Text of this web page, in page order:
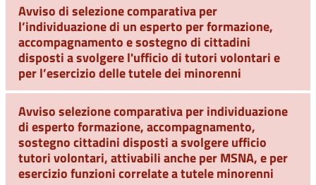
Avviso di selezione comparativa per
l’individuazione di un esperto per formazione,
accompagnamento e sostegno di cittadini
disposti a svolgere l'ufficio di tutori volontari e
per l’esercizio delle tutele dei minorenni
Avviso selezione comparativa per individuazione
di esperto formazione, accompagnamento,
sostegno cittadini disposti a svolgere ufficio
tutori volontari, attivabili anche per MSNA, e per
esercizio funzioni correlate a tutele minorenni